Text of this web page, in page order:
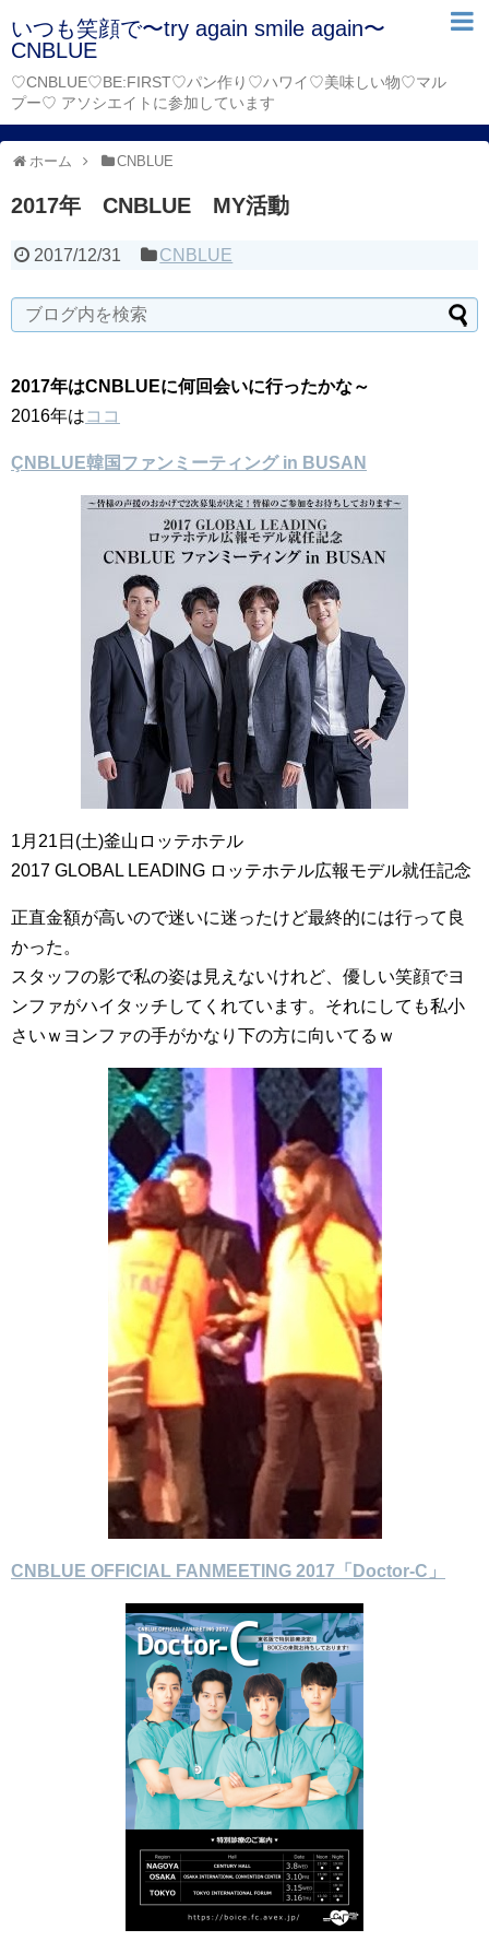
いつも笑顔で〜try again smile again〜
CNBLUE
♡CNBLUE♡BE:FIRST♡パン作り♡ハワイ♡美味しい物♡マル
プー♡ アソシエイトに参加しています
ホーム CNBLUE
2017年 CNBLUE MY活動
2017/12/31 CNBLUE
2017年はCNBLUEに何回会いに行ったかな～
2016年はココ
ÇNBLUE韓国ファンミーティング in BUSAN
1月21日(土)釜山ロッテホテル
2017 GLOBAL LEADING ロッテホテル広報モデル就任記念
正直金額が高いので迷いに迷ったけど最終的には行って良
かった。
スタッフの影で私の姿は見えないけれど、優しい笑顔でヨ
ンファがハイタッチしてくれています。それにしても私小
さいｗヨンファの手がかなり下の方に向いてるｗ
CNBLUE OFFICIAL FANMEETING 2017「Doctor-C」